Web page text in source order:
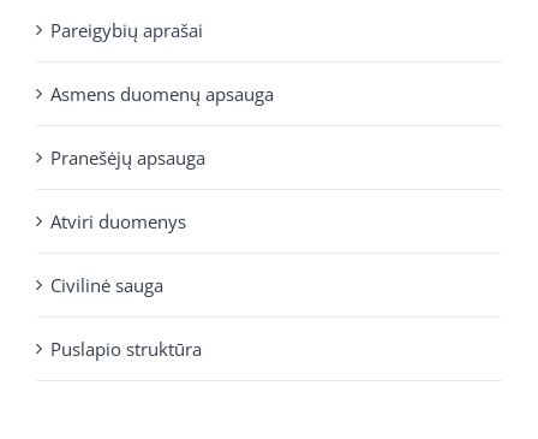
Pareigybių aprašai
Asmens duomenų apsauga
Pranešėjų apsauga
Atviri duomenys
Civilinė sauga
Puslapio struktūra